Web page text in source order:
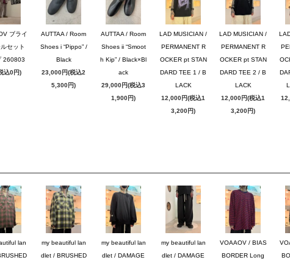
ブライ
セット
260803
込0円)
AUTTAA / Room
Shoes i “Pippo” /
Black
23,000円(税込2
5,300円)
AUTTAA / Room
Shoes ii “Smoot
h Kip” / Black×Bl
ack
29,000円(税込3
1,900円)
LAD MUSICIAN /
PERMANENT R
OCKER pt STAN
DARD TEE 1 / B
LACK
12,000円(税込1
3,200円)
LAD MUSICIAN /
PERMANENT R
OCKER pt STAN
DARD TEE 2 / B
LACK
12,000円(税込1
3,200円)
lan
my beautiful lan
dlet / BRUSHED
my beautiful lan
dlet / DAMAGE
my beautiful lan
dlet / DAMAGE
VOAAOV / BIAS
BORDER Long